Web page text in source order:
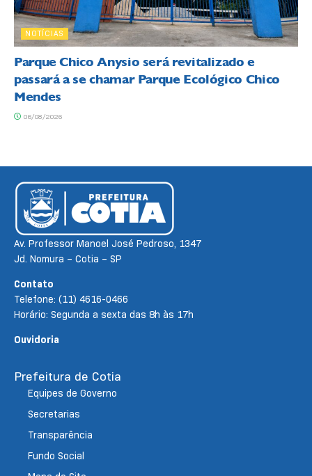
NOTÍCIAS
Parque Chico Anysio será revitalizado e
passará a se chamar Parque Ecológico Chico
Mendes
06/08/2026
Av. Professor Manoel José Pedroso, 1347
Jd. Nomura – Cotia – SP
Contato
Telefone: (11) 4616-0466
Horário: Segunda a sexta das 8h às 17h
Ouvidoria
Prefeitura de Cotia
Equipes de Governo
Secretarias
Transparência
Fundo Social